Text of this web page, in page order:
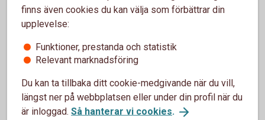
Vad händer med pensionen när du dör - om
efterlevandeskydd
(pensionsmyndigheten.se)
finns även cookies du kan välja som förbättrar din
upplevelse:
Funktioner, prestanda och statistik
Relevant marknadsföring
Du kan ta tillbaka ditt cookie-medgivande när du vill,
längst ner på webbplatsen eller under din profil när du
är inloggad. Så hanterar vi cookies.